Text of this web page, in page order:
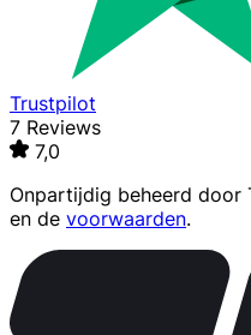
Trustpilot
7 Reviews
7,0
Onpartijdig beheerd door
en de voorwaarden.